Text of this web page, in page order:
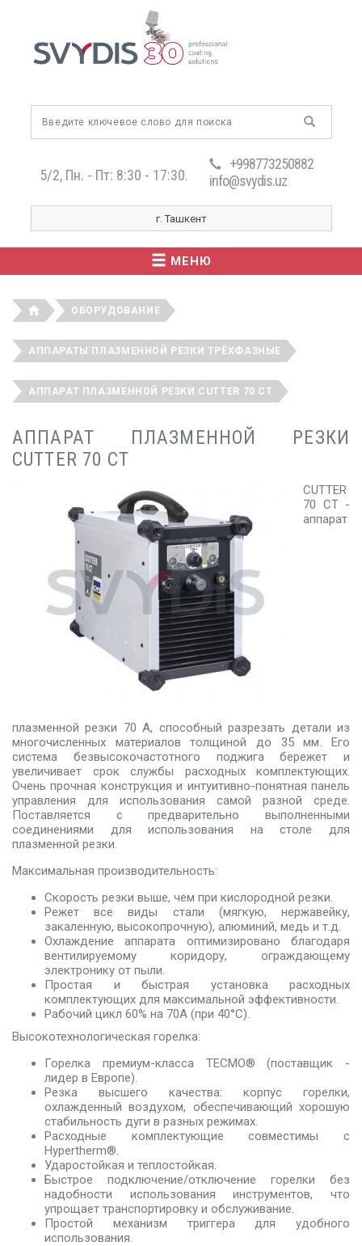
5/2, Пн. - Пт: 8:30 - 17:30.
+998773250882
info@svydis.uz
г. Ташкент
МЕНЮ
ОБОРУДОВАНИЕ
АППАРАТЫ ПЛАЗМЕННОЙ РЕЗКИ ТРЁХФАЗНЫЕ
АППАРАТ ПЛАЗМЕННОЙ РЕЗКИ CUTTER 70 CT
АППАРАТ ПЛАЗМЕННОЙ РЕЗКИ
CUTTER 70 CT
CUTTER
70 CT -
аппарат
плазменной резки 70 A, способный разрезать детали из
многочисленных материалов толщиной до 35 мм. Его
система безвысокочастотного поджига бережет и
увеличивает срок службы расходных комплектующих.
Очень прочная конструкция и интуитивно-понятная панель
управления для использования самой разной среде.
Поставляется с предварительно выполненными
соединениями для использования на столе для
плазменной резки.
Максимальная производительность:
Скорость резки выше, чем при кислородной резки.
Режет все виды стали (мягкую, нержавейку,
закаленную, высокопрочную), алюминий, медь и т.д.
Охлаждение аппарата оптимизировано благодаря
вентилируемому коридору, ограждающему
электронику от пыли.
Простая и быстрая установка расходных
комплектующих для максимальной эффективности.
Рабочий цикл 60% на 70A (при 40°C).
Высокотехнологическая горелка:
Горелка премиум-класса TECMO® (поставщик -
лидер в Европе).
Резка высшего качества: корпус горелки,
охлажденный воздухом, обеспечивающий хорошую
стабильность дуги в разных режимах.
Расходные комплектующие совместимы с
Hypertherm®.
Ударостойкая и теплостойкая.
Быстрое подключение/отключение горелки без
надобности использования инструментов, что
упрощает транспортировку и обслуживание.
Простой механизм триггера для удобного
использования.